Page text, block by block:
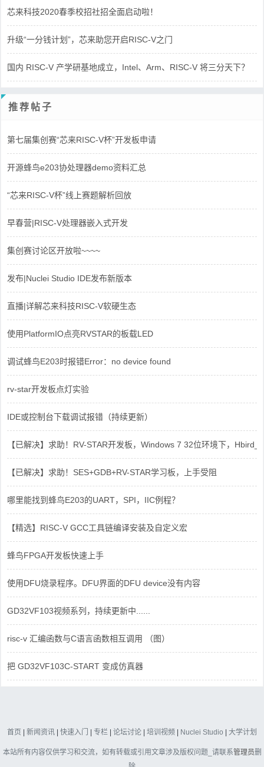
芯来科技2020春季校招社招全面启动啦！
升级“一分钱计划”，芯来助您开启RISC-V之门
国内 RISC-V 产学研基地成立，Intel、Arm、RISC-V 将三分天下？
推荐帖子
第七届集创赛“芯来RISC-V杯”开发板申请
开源蜂鸟e203协处理器demo资料汇总
“芯来RISC-V杯”线上赛题解析回放
早春营|RISC-V处理器嵌入式开发
集创赛讨论区开放啦~~~~
发布|Nuclei Studio IDE发布新版本
直播|详解芯来科技RISC-V软硬生态
使用PlatformIO点亮RVSTAR的板载LED
调试蜂鸟E203时报错Error：no device found
rv-star开发板点灯实验
IDE或控制台下载调试报错（持续更新）
【已解决】求助！RV-STAR开发板，Windows 7 32位环境下，
【已解决】求助！SES+GDB+RV-STAR学习板，上手受阻
哪里能找到蜂鸟E203的UART，SPI，IIC例程？
【精选】RISC-V GCC工具链编译安装及自定义宏
蜂鸟FPGA开发板快速上手
使用DFU烧录程序。DFU界面的DFU device没有内容
GD32VF103视频系列，持续更新中......
risc-v 汇编函数与C语言函数相互调用 （图）
把 GD32VF103C-START 变成仿真器
首页 | 新闻资讯 | 快速入门 | 专栏 | 论坛讨论 | 培训视频 | Nuclei Studio | 大学计划
本站所有内容仅供学习和交流，如有转载或引用文章涉及版权问题_请联系管理员删